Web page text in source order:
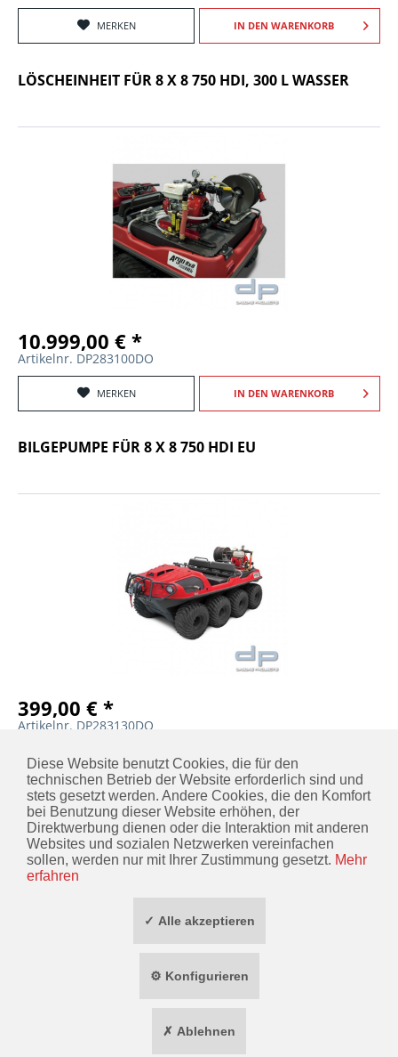
MERKEN IN DEN WARENKORB
LÖSCHEINHEIT FÜR 8 X 8 750 HDI, 300 L WASSER
10.999,00 € *
Artikelnr. DP283100DO
MERKEN IN DEN WARENKORB
BILGEPUMPE FÜR 8 X 8 750 HDI EU
399,00 € *
Artikelnr. DP283130DO
MERKEN IN DEN WARENKORB
KONTAKT
INFORMATIONEN
ZAHLUNG / VERSAND
* ALLE PREISE INKL. GESETZL. MEHRWERTSTEUER ZZGL.
Diese Website benutzt Cookies, die für den
technischen Betrieb der Website erforderlich sind und
stets gesetzt werden. Andere Cookies, die den Komfort
bei Benutzung dieser Website erhöhen, der
Direktwerbung dienen oder die Interaktion mit anderen
Websites und sozialen Netzwerken vereinfachen
sollen, werden nur mit Ihrer Zustimmung gesetzt. Mehr
erfahren
✓ Alle akzeptieren
⚙ Konfigurieren
✗ Ablehnen